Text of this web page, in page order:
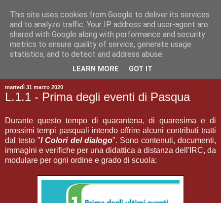
martedì 31 marzo 2020
L.1.1 - Prima degli eventi di Pasqua
Durante questo tempo di quarantena, di quaresima e di
prossimi tempi pasquali intendo offrire alcuni contributi tratti
dal testo "I Colori del dialogo". Sono contenuti, documenti,
immagini e verifiche per una didattica a distanza dell'IRC, da
modulare per ogni ordine e grado di scuola:
This site uses cookies from Google to deliver its services
and to analyze traffic. Your IP address and user-agent are
shared with Google along with performance and security
metrics to ensure quality of service, generate usage
statistics, and to detect and address abuse.
LEARN MORE GOT IT